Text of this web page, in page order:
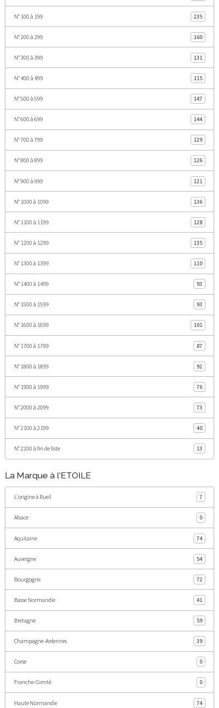
N° 100 à 199 235
N° 200 à 299 160
N° 300 à 399 131
N° 400 à 499 115
N° 500 à 599 147
N° 600 à 699 144
N° 700 à 799 129
N° 800 à 899 126
N° 900 à 999 121
N° 1000 à 1099 136
N° 1100 à 1199 128
N° 1200 à 1299 135
N° 1300 à 1399 110
N° 1400 à 1499 93
N° 1500 à 1599 93
N° 1600 à 1699 101
N° 1700 à 1799 87
N° 1800 à 1899 92
N° 1900 à 1999 76
N° 2000 à 2099 73
N° 2100 à 2199 40
N° 2200 à fin de liste 13
La Marque à l'ETOILE
L'origine à Rueil 7
Alsace 0
Aquitaine 74
Auvergne 54
Bourgogne 72
Basse Normandie 41
Bretagne 59
Champagne-Ardennes 39
Corse 0
Franche-Comté 0
Haute Normandie 74